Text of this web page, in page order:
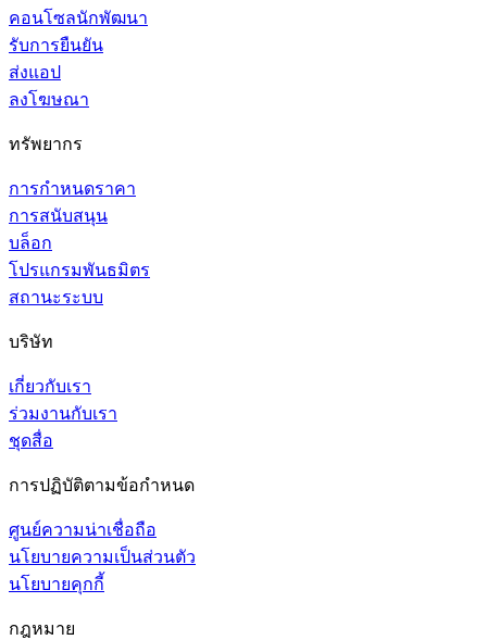
คอนโซลนักพัฒนา
รับการยืนยัน
ส่งแอป
ลงโฆษณา
ทรัพยากร
การกำหนดราคา
การสนับสนุน
บล็อก
โปรแกรมพันธมิตร
สถานะระบบ
บริษัท
เกี่ยวกับเรา
ร่วมงานกับเรา
ชุดสื่อ
การปฏิบัติตามข้อกำหนด
ศูนย์ความน่าเชื่อถือ
นโยบายความเป็นส่วนตัว
นโยบายคุกกี้
กฎหมาย